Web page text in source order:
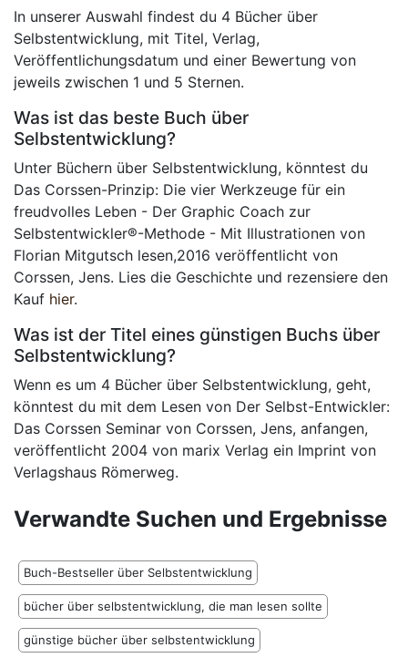
In unserer Auswahl findest du 4 Bücher über
Selbstentwicklung, mit Titel, Verlag,
Veröffentlichungsdatum und einer Bewertung von
jeweils zwischen 1 und 5 Sternen.
Was ist das beste Buch über
Selbstentwicklung?
Unter Büchern über Selbstentwicklung, könntest du
Das Corssen-Prinzip: Die vier Werkzeuge für ein
freudvolles Leben - Der Graphic Coach zur
Selbstentwickler®-Methode - Mit Illustrationen von
Florian Mitgutsch lesen,2016 veröffentlicht von
Corssen, Jens. Lies die Geschichte und rezensiere den
Kauf hier.
Was ist der Titel eines günstigen Buchs über
Selbstentwicklung?
Wenn es um 4 Bücher über Selbstentwicklung, geht,
könntest du mit dem Lesen von Der Selbst-Entwickler:
Das Corssen Seminar von Corssen, Jens, anfangen,
veröffentlicht 2004 von marix Verlag ein Imprint von
Verlagshaus Römerweg.
Verwandte Suchen und Ergebnisse
Buch-Bestseller über Selbstentwicklung
bücher über selbstentwicklung, die man lesen sollte
günstige bücher über selbstentwicklung